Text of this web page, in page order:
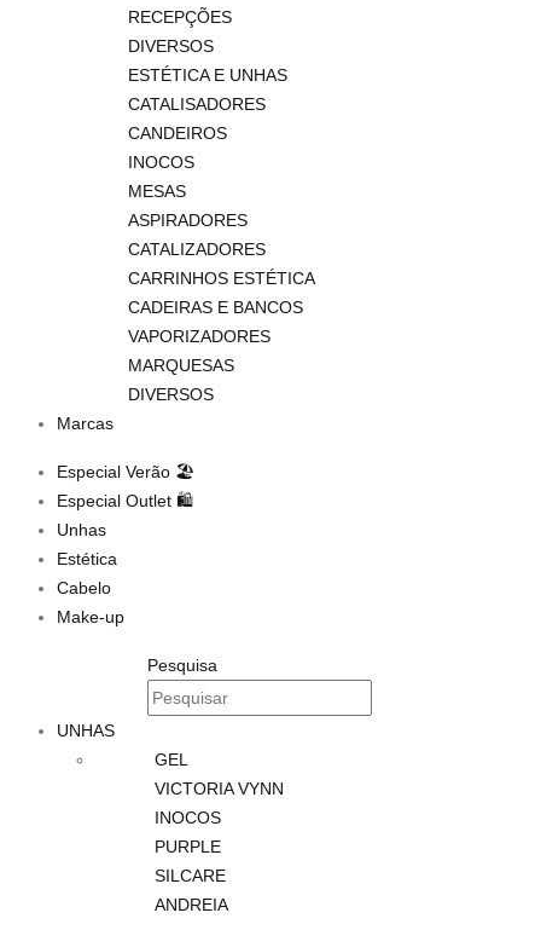
RECEPÇÕES
DIVERSOS
ESTÉTICA E UNHAS
CATALISADORES
CANDEIROS
INOCOS
MESAS
ASPIRADORES
CATALIZADORES
CARRINHOS ESTÉTICA
CADEIRAS E BANCOS
VAPORIZADORES
MARQUESAS
DIVERSOS
Marcas
Especial Verão 🏖️
Especial Outlet 🛍️
Unhas
Estética
Cabelo
Make-up
Pesquisa
UNHAS
GEL
VICTORIA VYNN
INOCOS
PURPLE
SILCARE
ANDREIA